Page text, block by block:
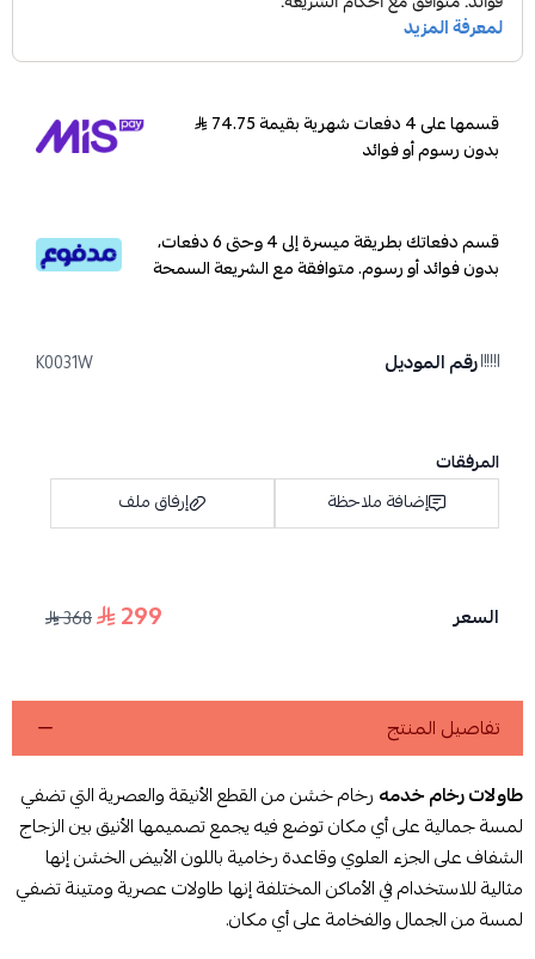
قسمها على 4 دفعات شهرية بقيمة 74.75
بدون رسوم أو فوائد
قسم دفعاتك بطريقة ميسرة إلى 4 وحتى 6 دفعات،
بدون فوائد أو رسوم. متوافقة مع الشريعة السمحة
رقم الموديل K0031W
المرفقات
إضافة ملاحظة
إرفاق ملف
السعر 299
368
تفاصيل المنتج
طاولات رخام خدمه رخام خشن من القطع الأنيقة والعصرية التي تضفي
لمسة جمالية على أي مكان توضع فيه يجمع تصميمها الأنيق بين الزجاج
الشفاف على الجزء العلوي وقاعدة رخامية باللون الأبيض الخشن إنها
مثالية للاستخدام في الأماكن المختلفة إنها طاولات عصرية ومتينة تضفي
لمسة من الجمال والفخامة على أي مكان.